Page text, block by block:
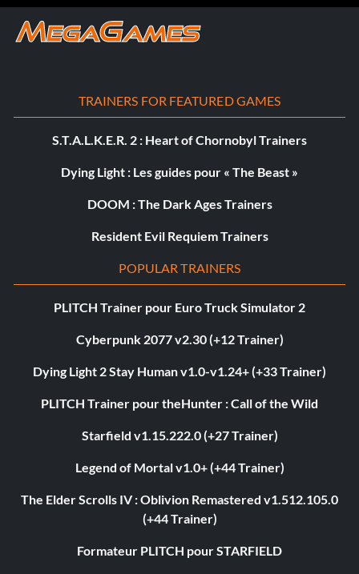
TRAINERS FOR FEATURED GAMES
S.T.A.L.K.E.R. 2 : Heart of Chornobyl Trainers
Dying Light : Les guides pour « The Beast »
DOOM : The Dark Ages Trainers
Resident Evil Requiem Trainers
POPULAR TRAINERS
PLITCH Trainer pour Euro Truck Simulator 2
Cyberpunk 2077 v2.30 (+12 Trainer)
Dying Light 2 Stay Human v1.0-v1.24+ (+33 Trainer)
PLITCH Trainer pour theHunter : Call of the Wild
Starfield v1.15.222.0 (+27 Trainer)
Legend of Mortal v1.0+ (+44 Trainer)
The Elder Scrolls IV : Oblivion Remastered v1.512.105.0
(+44 Trainer)
Formateur PLITCH pour STARFIELD